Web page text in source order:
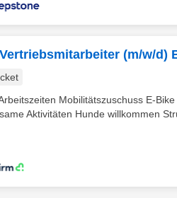
(m/w/
Mobilitätszuschuss E-
Aktivitäten Hunde willkommen